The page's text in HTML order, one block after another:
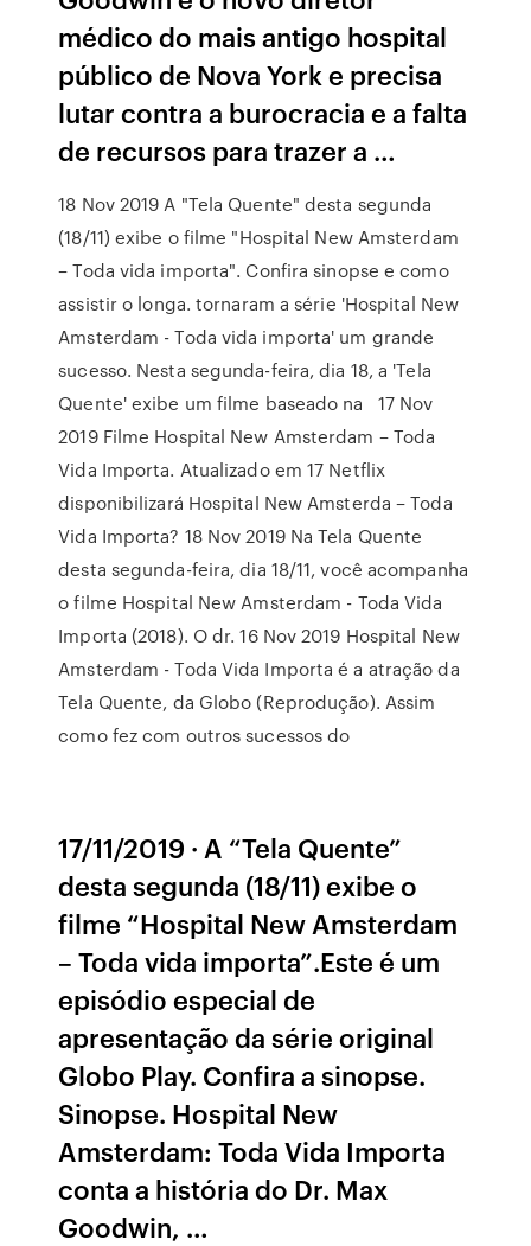
médico do mais antigo hospital
público de Nova York e precisa
lutar contra a burocracia e a falta
de recursos para trazer a …
18 Nov 2019 A "Tela Quente" desta segunda
(18/11) exibe o filme "Hospital New Amsterdam
– Toda vida importa". Confira sinopse e como
assistir o longa. tornaram a série 'Hospital New
Amsterdam - Toda vida importa' um grande
sucesso. Nesta segunda-feira, dia 18, a 'Tela
Quente' exibe um filme baseado na 17 Nov
2019 Filme Hospital New Amsterdam – Toda
Vida Importa. Atualizado em 17 Netflix
disponibilizará Hospital New Amsterda – Toda
Vida Importa? 18 Nov 2019 Na Tela Quente
desta segunda-feira, dia 18/11, você acompanha
o filme Hospital New Amsterdam - Toda Vida
Importa (2018). O dr. 16 Nov 2019 Hospital New
Amsterdam - Toda Vida Importa é a atração da
Tela Quente, da Globo (Reprodução). Assim
como fez com outros sucessos do
17/11/2019 · A “Tela Quente”
desta segunda (18/11) exibe o
filme “Hospital New Amsterdam
– Toda vida importa”.Este é um
episódio especial de
apresentação da série original
Globo Play. Confira a sinopse.
Sinopse. Hospital New
Amsterdam: Toda Vida Importa
conta a história do Dr. Max
Goodwin, …